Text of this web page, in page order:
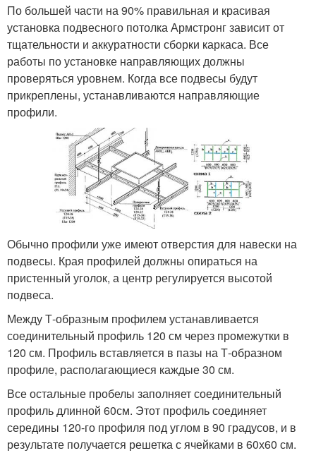
По большей части на 90% правильная и красивая
установка подвесного потолка Армстронг зависит от
тщательности и аккуратности сборки каркаса. Все
работы по установке направляющих должны
проверяться уровнем. Когда все подвесы будут
прикреплены, устанавливаются направляющие
профили.
Обычно профили уже имеют отверстия для навески на
подвесы. Края профилей должны опираться на
пристенный уголок, а центр регулируется высотой
подвеса.
Между Т-образным профилем устанавливается
соединительный профиль 120 см через промежутки в
120 см. Профиль вставляется в пазы на Т-образном
профиле, располагающиеся каждые 30 см.
Все остальные пробелы заполняет соединительный
профиль длинной 60см. Этот профиль соединяет
середины 120-го профиля под углом в 90 градусов, и в
результате получается решетка с ячейками в 60х60 см.